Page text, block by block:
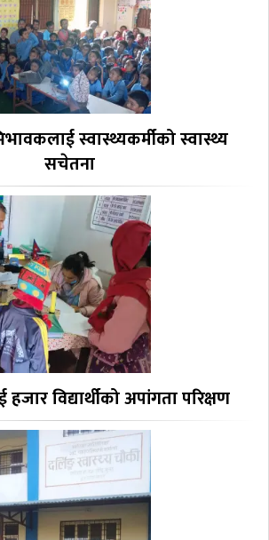
स्वास्थ्यकर्मीको स्वास्थ्य
सचेतना
विद्यार्थीको अपांगता परिक्षण